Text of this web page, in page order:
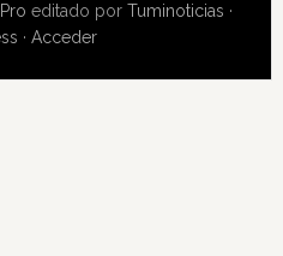
editado porTuminoticias ·
· Acceder